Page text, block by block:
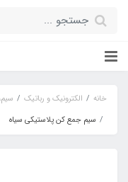
خانه الکترونیک و رباتیک
سیم جمع کن پلاستیکی سیاه